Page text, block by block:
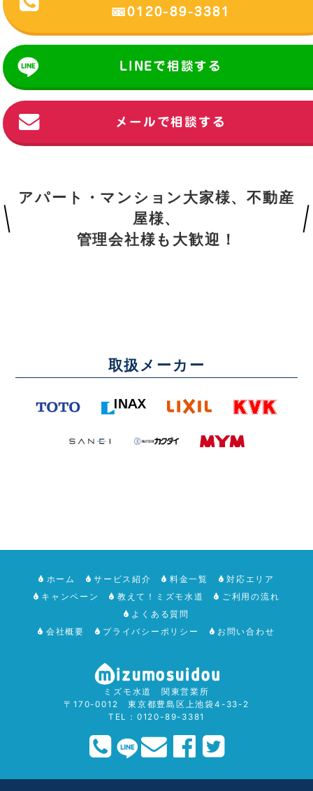
0120-89-3381
LINEで相談する
メールで相談する
アパート・マンション大家様、不動産
屋様、
管理会社様も大歓迎！
取扱メーカー
ホーム サービス紹介 料金一覧
対応エリア
キャンペーン
教えて！ミズモ水道
ご利用の流れ
よくある質問
会社概要
プライバシーポリシー お問い合わせ
ミズモ水道 関東営業所
〒170-0012 東京都豊島区上池袋4-33-2
TEL：0120-89-3381